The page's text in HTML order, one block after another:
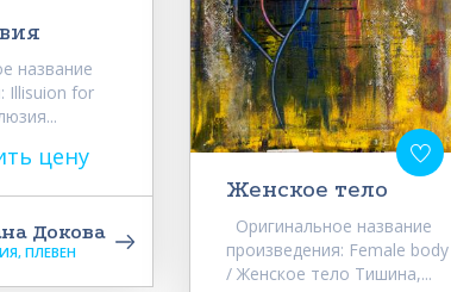
название
Illisuion for
цену
Докова
ПЛЕВЕН
Женское тело
Оригинальное название
произведения: Female body
/ Женское тело Тишина,...